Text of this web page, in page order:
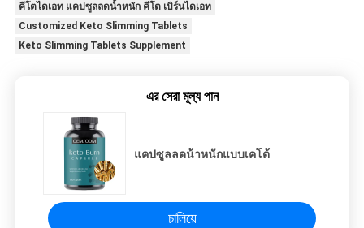
คีโตไดเอท แคปซูลลดน้ำหนัก คีโต เบิร์นไดเอท
Customized Keto Slimming Tablets
Keto Slimming Tablets Supplement
এর সেরা মূল্য পান
แคปซูลลดน้ําหนักแบบเคโต้
চালিয়ে